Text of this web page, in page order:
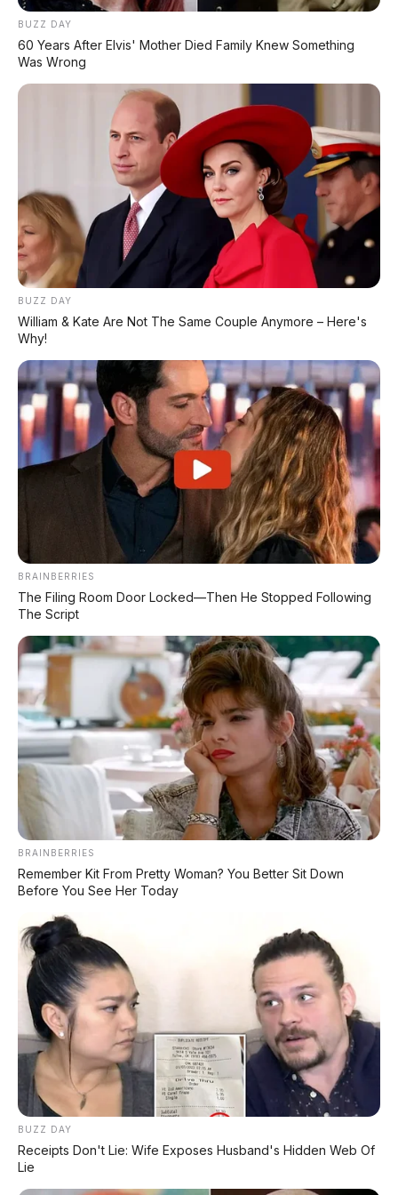
Chat Kami Sekarang
PALING BANYAK DIBACA
Leapmotor B01: Sedan Listrik Kompak 800V
dengan Range 670 Km
Huawei AITO M9: SUV Premium 903 HP dengan
Teknologi Huawei Full-Stack
Xpeng GX: SUV Full-Size Premium dengan AI
BYD Leopard 8: SUV Off-Road PHEV 748 HP
Siap Tantang Land Cruiser!
MG 4X: SUV Listrik Kompak dengan Baterai
Semi-Solid-State & Range 610 Km
BUZZ DAY
60 Years After Elvis' Mother Died Family Knew Something
Was Wrong
BUZZ DAY
William & Kate Are Not The Same Couple Anymore – Here's
Why!
BRAINBERRIES
The Filing Room Door Locked—Then He Stopped Following
The Script
BRAINBERRIES
Remember Kit From Pretty Woman? You Better Sit Down
Before You See Her Today
BUZZ DAY
Receipts Don't Lie: Wife Exposes Husband's Hidden Web Of
Lie